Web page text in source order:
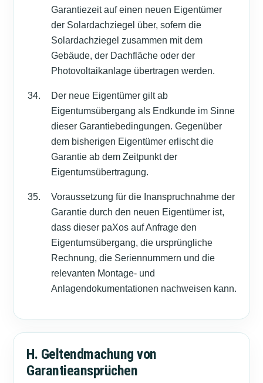
Garantiezeit auf einen neuen Eigentümer
der Solardachziegel über, sofern die
Solardachziegel zusammen mit dem
Gebäude, der Dachfläche oder der
Photovoltaikanlage übertragen werden.
Der neue Eigentümer gilt ab
Eigentumsübergang als Endkunde im Sinne
dieser Garantiebedingungen. Gegenüber
dem bisherigen Eigentümer erlischt die
Garantie ab dem Zeitpunkt der
Eigentumsübertragung.
Voraussetzung für die Inanspruchnahme der
Garantie durch den neuen Eigentümer ist,
dass dieser paXos auf Anfrage den
Eigentumsübergang, die ursprüngliche
Rechnung, die Seriennummern und die
relevanten Montage- und
Anlagendokumentationen nachweisen kann.
H. Geltendmachung von
Garantieansprüchen